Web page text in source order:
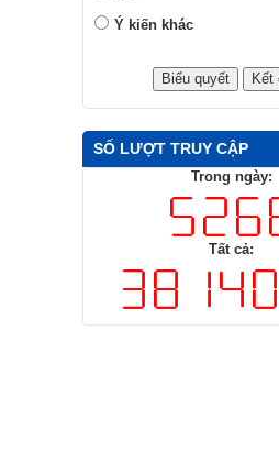
Ý kiến khác
SỐ LƯỢT TRUY CẬP
Trong ngày:
Tất cả: